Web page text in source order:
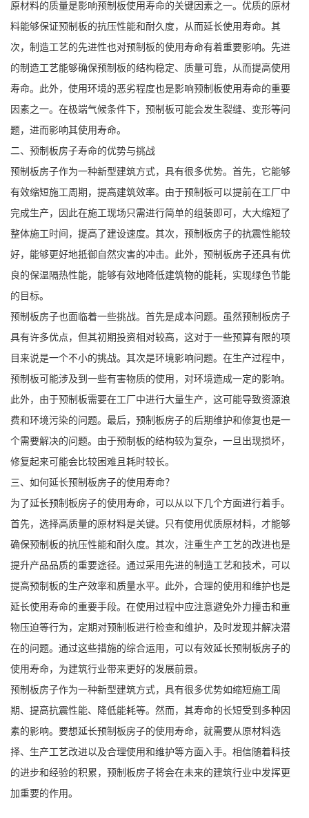
原材料的质量是影响预制板使用寿命的关键因素之一。优质的原材
料能够保证预制板的抗压性能和耐久度，从而延长使用寿命。其
次，制造工艺的先进性也对预制板的使用寿命有着重要影响。先进
的制造工艺能够确保预制板的结构稳定、质量可靠，从而提高使用
寿命。此外，使用环境的恶劣程度也是影响预制板使用寿命的重要
因素之一。在极端气候条件下，预制板可能会发生裂缝、变形等问
题，进而影响其使用寿命。
二、预制板房子寿命的优势与挑战
预制板房子作为一种新型建筑方式，具有很多优势。首先，它能够
有效缩短施工周期，提高建筑效率。由于预制板可以提前在工厂中
完成生产，因此在施工现场只需进行简单的组装即可，大大缩短了
整体施工时间，提高了建设速度。其次，预制板房子的抗震性能较
好，能够更好地抵御自然灾害的冲击。此外，预制板房子还具有优
良的保温隔热性能，能够有效地降低建筑物的能耗，实现绿色节能
的目标。
预制板房子也面临着一些挑战。首先是成本问题。虽然预制板房子
具有许多优点，但其初期投资相对较高，这对于一些预算有限的项
目来说是一个不小的挑战。其次是环境影响问题。在生产过程中，
预制板可能涉及到一些有害物质的使用，对环境造成一定的影响。
此外，由于预制板需要在工厂中进行大量生产，这可能导致资源浪
费和环境污染的问题。最后，预制板房子的后期维护和修复也是一
个需要解决的问题。由于预制板的结构较为复杂，一旦出现损坏，
修复起来可能会比较困难且耗时较长。
三、如何延长预制板房子的使用寿命？
为了延长预制板房子的使用寿命，可以从以下几个方面进行着手。
首先，选择高质量的原材料是关键。只有使用优质原材料，才能够
确保预制板的抗压性能和耐久度。其次，注重生产工艺的改进也是
提升产品品质的重要途径。通过采用先进的制造工艺和技术，可以
提高预制板的生产效率和质量水平。此外，合理的使用和维护也是
延长使用寿命的重要手段。在使用过程中应注意避免外力撞击和重
物压迫等行为，定期对预制板进行检查和维护，及时发现并解决潜
在的问题。通过这些措施的综合运用，可以有效延长预制板房子的
使用寿命，为建筑行业带来更好的发展前景。
预制板房子作为一种新型建筑方式，具有很多优势如缩短施工周
期、提高抗震性能、降低能耗等。然而，其寿命的长短受到多种因
素的影响。要想延长预制板房子的使用寿命，就需要从原材料选
择、生产工艺改进以及合理使用和维护等方面入手。相信随着科技
的进步和经验的积累，预制板房子将会在未来的建筑行业中发挥更
加重要的作用。